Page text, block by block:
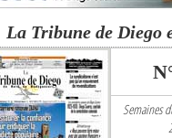
La Tribune de Diego
Semaines